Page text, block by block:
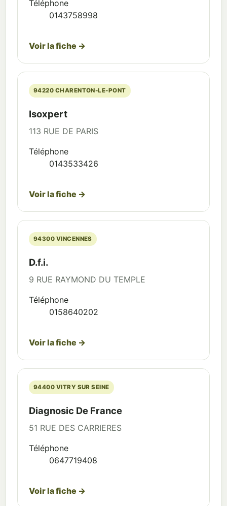
Téléphone
0143758998
Voir la fiche →
94220 CHARENTON-LE-PONT
Isoxpert
113 RUE DE PARIS
Téléphone
0143533426
Voir la fiche →
94300 VINCENNES
D.f.i.
9 RUE RAYMOND DU TEMPLE
Téléphone
0158640202
Voir la fiche →
94400 VITRY SUR SEINE
Diagnosic De France
51 RUE DES CARRIERES
Téléphone
0647719408
Voir la fiche →